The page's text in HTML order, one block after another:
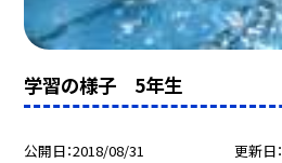
学習の様子 5年生
公開日 2018/08/31 更新日